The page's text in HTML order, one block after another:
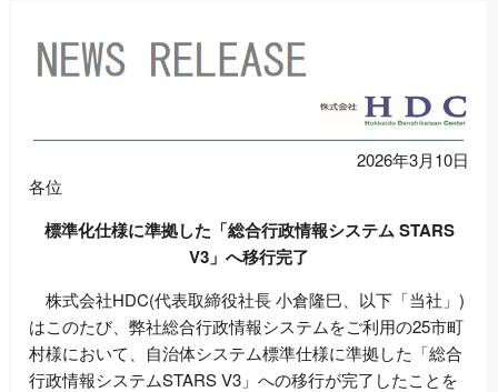
2026年3月10日
各位
標準化仕様に準拠した「総合行政情報システム STARS
V3」へ移行完了
株式会社HDC(代表取締役社長 小倉隆巳、以下「当社」)
はこのたび、弊社総合行政情報システムをご利用の25市町
村様において、自治体システム標準仕様に準拠した「総合
行政情報システムSTARS V3」への移行が完了したことを